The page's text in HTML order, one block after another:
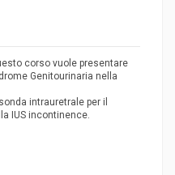
corso vuole presentare
Genitourinaria nella
intrauretrale per il
IUS incontinence.